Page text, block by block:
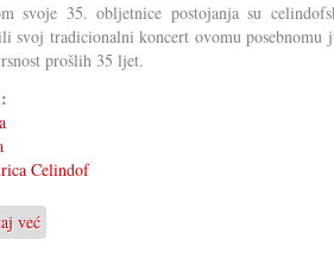
svoje 35. obljetnice postojanja su
svoj tradicionalni koncert ovomu
prošlih 35 ljet.
Celindof
već
Jubilarni